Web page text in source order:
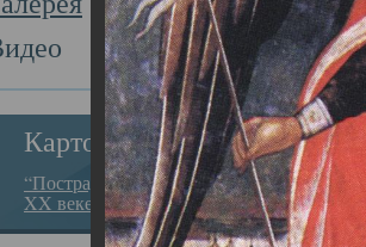
Картотека
“Пострадавшие за веру в
XX веке на Севере”